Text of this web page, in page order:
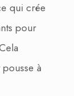
qui crée
pour
à